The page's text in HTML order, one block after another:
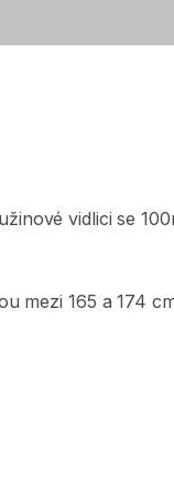
vidlici se
mezi 165 a 174